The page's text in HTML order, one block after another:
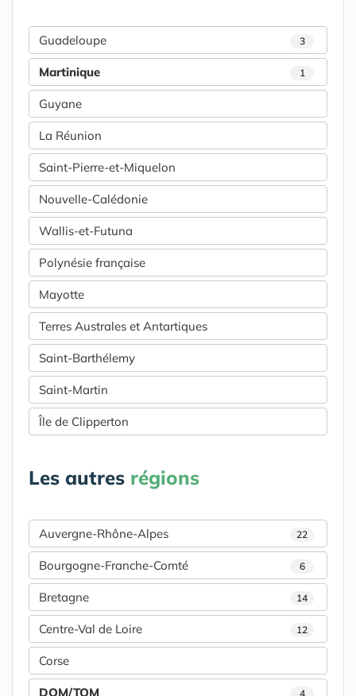
Guadeloupe 3
Martinique 1
Guyane
La Réunion
Saint-Pierre-et-Miquelon
Nouvelle-Calédonie
Wallis-et-Futuna
Polynésie française
Mayotte
Terres Australes et Antartiques
Saint-Barthélemy
Saint-Martin
Île de Clipperton
Les autres régions
Auvergne-Rhône-Alpes 22
Bourgogne-Franche-Comté 6
Bretagne 14
Centre-Val de Loire 12
Corse
DOM/TOM 4